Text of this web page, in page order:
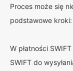
Proces może się
podstawowe kroki:
W płatności
SWIFT do